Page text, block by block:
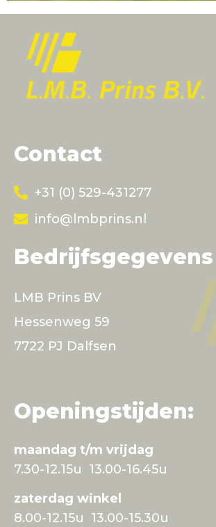
Contact
+31 (0) 529-431277
info@lmbprins.nl
Bedrijfsgegevens
LMB Prins BV
Hessenweg 59
7722 PJ Dalfsen
Openingstijden:
maandag t/m vrijdag
7.30-12.15u 13.00-16.45u
zaterdag winkel
8.00-12.15u 13.00-15.30u